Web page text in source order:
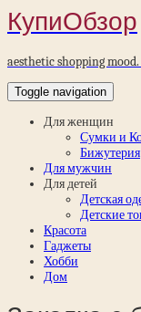
КупиОбзор
aesthetic shopping
Toggle navigation
Для женщин
Сумки и
Бижутерия
Для мужчин
Для детей
Детская
Детские
Красота
Гаджеты
Хобби
Дом